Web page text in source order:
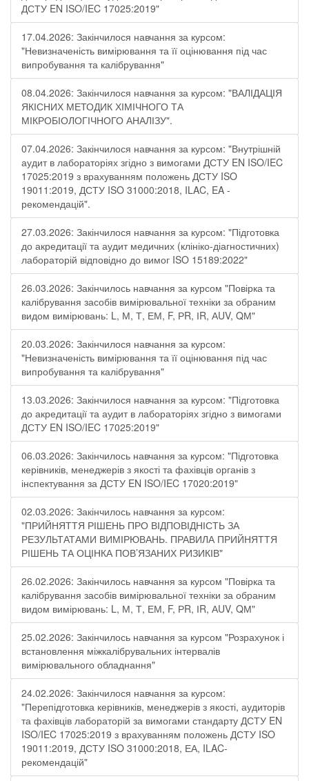
ДСТУ EN ISO/IEC 17025:2019"
17.04.2026: Закінчилося навчання за курсом:
"Невизначеність вимірювання та її оцінювання під час
випробування та калібрування"
08.04.2026: Закінчилося навчання за курсом: "ВАЛІДАЦІЯ
ЯКІСНИХ МЕТОДИК ХІМІЧНОГО ТА
МІКРОБІОЛОГІЧНОГО АНАЛІЗУ".
07.04.2026: Закінчилося навчання за курсом: "Внутрішній
аудит в лабораторіях згідно з вимогами ДСТУ EN ISO/IEC
17025:2019 з врахуванням положень ДСТУ ISO
19011:2019, ДСТУ ISO 31000:2018, ILAC, EA -
рекомендацій".
27.03.2026: Закінчилося навчання за курсом: "Підготовка
до акредитації та аудит медичних (клініко-діагностичних)
лабораторій відповідно до вимог ISO 15189:2022"
26.03.2026: Закінчилось навчання за курсом "Повірка та
калібрування засобів вимірювальної техніки за обраним
видом вимірювань: L, М, Т, ЕМ, F, РR, ІR, АUV, QМ"
20.03.2026: Закінчилося навчання за курсом:
"Невизначеність вимірювання та її оцінювання під час
випробування та калібрування"
13.03.2026: Закінчилося навчання за курсом: "Підготовка
до акредитації та аудит в лабораторіях згідно з вимогами
ДСТУ EN ISO/IEC 17025:2019"
06.03.2026: Закінчилось навчання за курсом: "Підготовка
керівників, менеджерів з якості та фахівців органів з
інспектування за ДСТУ EN ISO/IEC 17020:2019"
02.03.2026: Закінчилось навчання за курсом:
"ПРИЙНЯТТЯ РІШЕНЬ ПРО ВІДПОВІДНІСТЬ ЗА
РЕЗУЛЬТАТАМИ ВИМІРЮВАНЬ. ПРАВИЛА ПРИЙНЯТТЯ
РІШЕНЬ ТА ОЦІНКА ПОВ’ЯЗАНИХ РИЗИКІВ"
26.02.2026: Закінчилось навчання за курсом "Повірка та
калібрування засобів вимірювальної техніки за обраним
видом вимірювань: L, М, Т, ЕМ, F, РR, ІR, АUV, QМ"
25.02.2026: Закінчилось навчання за курсом "Розрахунок і
встановлення міжкалібрувальних інтервалів
вимірювального обладнання"
24.02.2026: Закінчилося навчання за курсом:
"Перепідготовка керівників, менеджерів з якості, аудиторів
та фахівців лабораторій за вимогами стандарту ДСТУ EN
ISO/IEC 17025:2019 з врахуванням положень ДСТУ ISO
19011:2019, ДСТУ ISO 31000:2018, ЕА, ILAC-
рекомендацій"